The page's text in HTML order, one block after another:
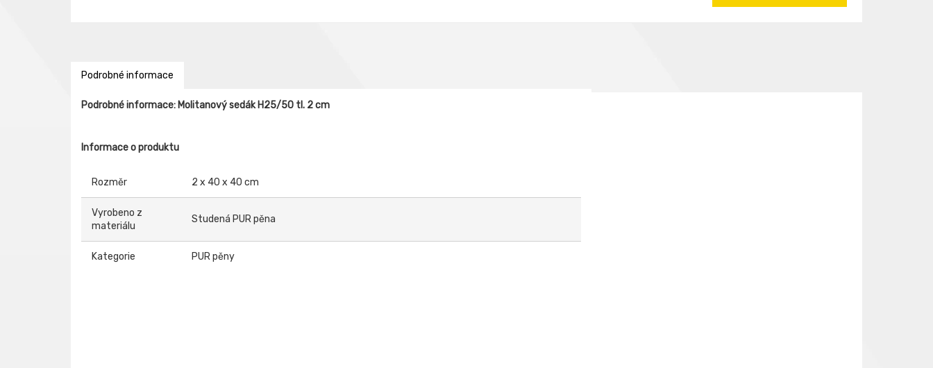
Podrobné informace
Podrobné informace: Molitanový sedák H25/50 tl. 2 cm
Informace o produktu
Rozměr 2 x 40 x 40 cm
Vyrobeno z
materiálu
Studená PUR pěna
Kategorie PUR pěny